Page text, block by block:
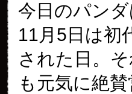
今日のパン
11月5日は初
された日。
も元気に絶賛